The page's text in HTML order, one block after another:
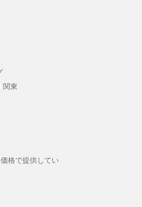
関東
格で提供してい